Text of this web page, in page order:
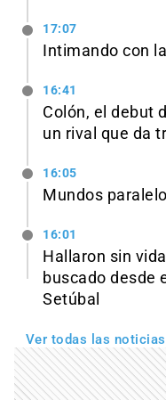
17:07
Intimando con
16:41
Colón, el debut
un rival que da
16:05
Mundos
16:01
Hallaron sin
buscado desde
Setúbal
Ver todas las noticias